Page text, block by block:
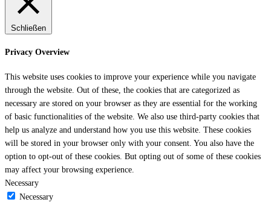
Schließen
Privacy Overview
This website uses cookies to improve your experience while you navigate
through the website. Out of these, the cookies that are categorized as
necessary are stored on your browser as they are essential for the working
of basic functionalities of the website. We also use third-party cookies that
help us analyze and understand how you use this website. These cookies
will be stored in your browser only with your consent. You also have the
option to opt-out of these cookies. But opting out of some of these cookies
may affect your browsing experience.
Necessary
Necessary